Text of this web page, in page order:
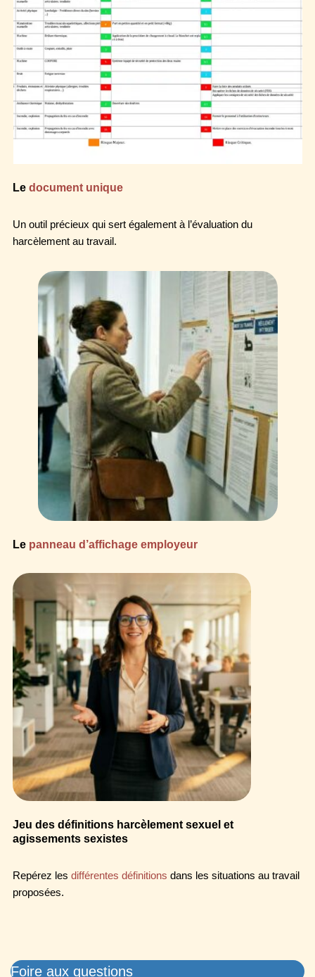
Ledocument unique
Un outil précieux qui sert également à l’évaluation du
harcèlement au travail.
Le panneau d’affichage employeur
Jeu des définitions harcèlement sexuel et
agissements sexistes
Repérez lesdifférentes définitions dans les situations au travail
proposées.
Foire aux questions